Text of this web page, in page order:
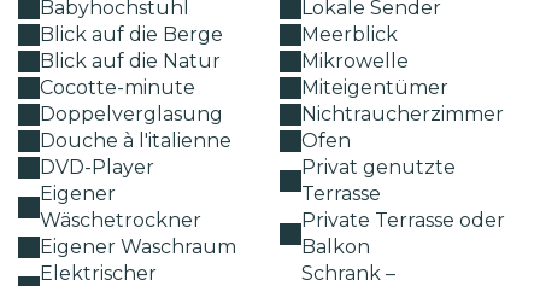
Babyhochstuhl
Blick auf die Berge
Blick auf die Natur
Cocotte-minute
Doppelverglasung
Douche à l'italienne
DVD-Player
Eigener
Wäschetrockner
Eigener Waschraum
Elektrischer
Lokale Sender
Meerblick
Mikrowelle
Miteigentümer
Nichtraucherzimmer
Ofen
Privat genutzte
Terrasse
Private Terrasse oder
Balkon
Schrank –